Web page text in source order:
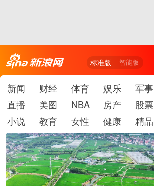
标准版 智能版
新闻 财经 体育 娱乐 军事
直播
美图 NBA 房产 股票
小说
教育 女性 健康 精品